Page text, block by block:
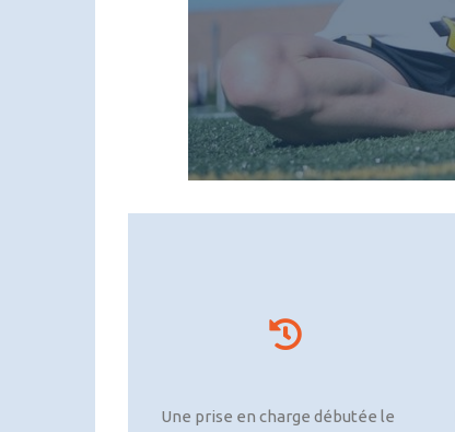
Une prise en charge débutée le